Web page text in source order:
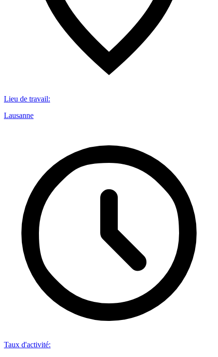
Lieu de travail:
Lausanne
Taux d'activité: